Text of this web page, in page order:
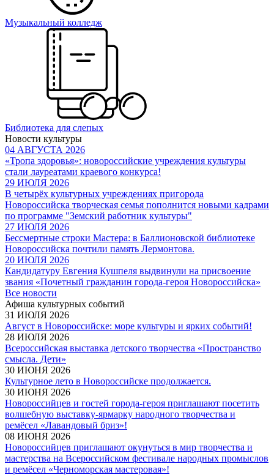
Музыкальный колледж
Библиотека для слепых
Новости культуры
04 АВГУСТА 2026
«Тропа здоровья»: новороссийские учреждения культуры
стали лауреатами краевого конкурса!
29 ИЮЛЯ 2026
В четырёх культурных учреждениях пригорода
Новороссийска творческая семья пополнится новыми кадрами
по программе "Земский работник культуры"
27 ИЮЛЯ 2026
Бессмертные строки Мастера: в Баллионовской библиотеке
Новороссийска почтили память Лермонтова.
20 ИЮЛЯ 2026
Кандидатуру Евгения Кушпеля выдвинули на присвоение
звания «Почетный гражданин города-героя Новороссийска»
Все новости
Афиша культурных событий
31 ИЮЛЯ 2026
Август в Новороссийске: море культуры и ярких событий!
28 ИЮЛЯ 2026
Всероссийская выставка детского творчества «Пространство
смысла. Дети»
30 ИЮНЯ 2026
Культурное лето в Новороссийске продолжается.
30 ИЮНЯ 2026
Новороссийцев и гостей города-героя приглашают посетить
волшебную выставку-ярмарку народного творчества и
ремёсел «Лавандовый бриз»!
08 ИЮНЯ 2026
Новороссийцев приглашают окунуться в мир творчества и
мастерства на Всероссийском фестивале народных промыслов
и ремёсел «Черноморская мастеровая»!